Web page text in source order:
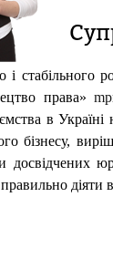
і стабільного
права»
в
бізнесу,
досвідчених
діяти